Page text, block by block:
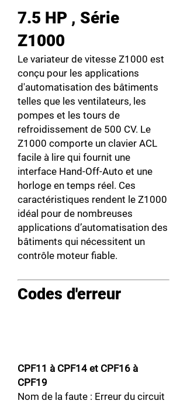
7.5 HP , Série
Z1000
Le variateur de vitesse Z1000 est
conçu pour les applications
d'automatisation des bâtiments
telles que les ventilateurs, les
pompes et les tours de
refroidissement de 500 CV. Le
Z1000 comporte un clavier ACL
facile à lire qui fournit une
interface Hand-Off-Auto et une
horloge en temps réel. Ces
caractéristiques rendent le Z1000
idéal pour de nombreuses
applications d’automatisation des
bâtiments qui nécessitent un
contrôle moteur fiable.
Codes d'erreur
CPF11 à CPF14 et CPF16 à
CPF19
Nom de la faute : Erreur du circuit